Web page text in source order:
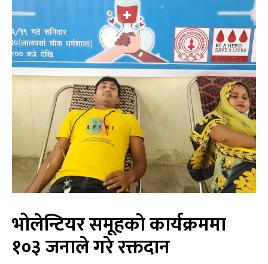
भोलेन्टियर समूहकाे कार्यक्रममा
१०३ जनाले गरे रक्तदान